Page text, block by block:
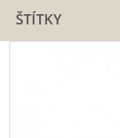
ŠTÍTKY